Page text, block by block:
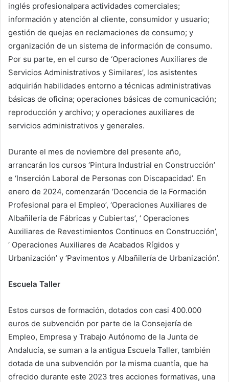
inglés profesionalpara actividades comerciales;
información y atención al cliente, consumidor y usuario;
gestión de quejas en reclamaciones de consumo; y
organización de un sistema de información de consumo.
Por su parte, en el curso de ‘Operaciones Auxiliares de
Servicios Administrativos y Similares’, los asistentes
adquirián habilidades entorno a técnicas administrativas
básicas de oficina; operaciones básicas de comunicación;
reproducción y archivo; y operaciones auxiliares de
servicios administrativos y generales.
Durante el mes de noviembre del presente año,
arrancarán los cursos ‘Pintura Industrial en Construcción’
e ‘Inserción Laboral de Personas con Discapacidad’. En
enero de 2024, comenzarán ‘Docencia de la Formación
Profesional para el Empleo’, ‘Operaciones Auxiliares de
Albañilería de Fábricas y Cubiertas’, ‘ Operaciones
Auxiliares de Revestimientos Continuos en Construcción’,
‘ Operaciones Auxiliares de Acabados Rígidos y
Urbanización’ y ‘Pavimentos y Albañilería de Urbanización’.
Escuela Taller
Estos cursos de formación, dotados con casi 400.000
euros de subvención por parte de la Consejería de
Empleo, Empresa y Trabajo Autónomo de la Junta de
Andalucía, se suman a la antigua Escuela Taller, también
dotada de una subvención por la misma cuantía, que ha
ofrecido durante este 2023 tres acciones formativas, una